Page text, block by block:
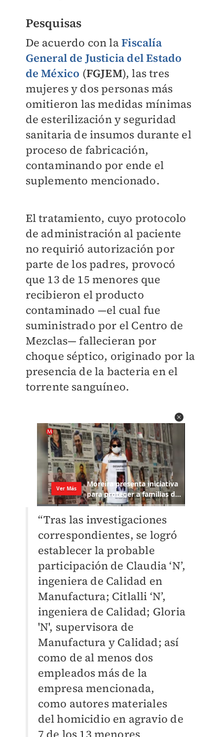
Pesquisas
De acuerdo con laFiscalía
General de Justicia del Estado
de México (FGJEM), las tres
mujeres y dos personas más
omitieron las medidas mínimas
de esterilización y seguridad
sanitaria de insumos durante el
proceso de fabricación,
contaminando por ende el
suplemento mencionado.
El tratamiento, cuyo protocolo
de administración al paciente
no requirió autorización por
parte de los padres, provocó
que 13 de 15 menores que
recibieron el producto
contaminado —el cual fue
suministrado por el Centro de
Mezclas— fallecieran por
choque séptico, originado por la
presencia de la bacteria en el
torrente sanguíneo.
“Tras las investigaciones
correspondientes, se logró
establecer la probable
participación de Claudia ‘N’,
ingeniera de Calidad en
Manufactura; Citlalli ‘N’,
ingeniera de Calidad; Gloria
'N', supervisora de
Manufactura y Calidad; así
como de al menos dos
empleados más de la
empresa mencionada,
como autores materiales
del homicidio en agravio de